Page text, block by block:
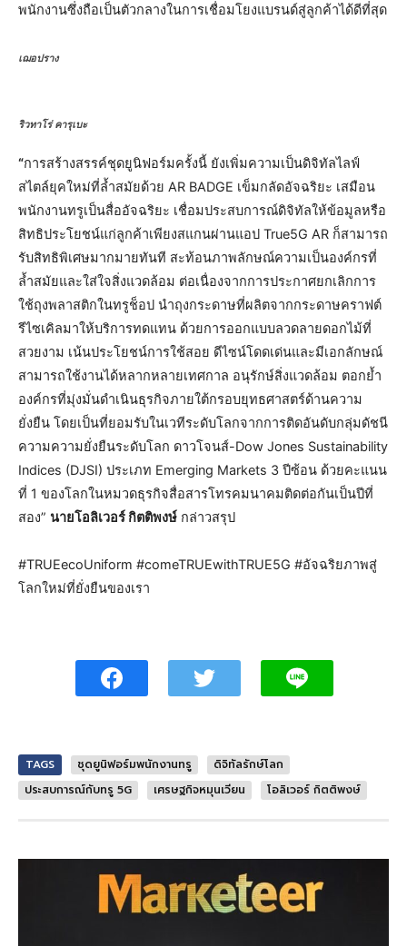
พนักงานซึ่งถือเป็นตัวกลางในการเชื่อมโยงแบรนด์สู่ลูกค้าได้ดีที่สุด
เฌอปราง
ริวทาโร่ คารุเบะ
“การสร้างสรรค์ชุดยูนิฟอร์มครั้งนี้ ยังเพิ่มความเป็นดิจิทัลไลฟ์
สไตล์ยุคใหม่ที่ล้ำสมัยด้วย AR BADGE เข็มกลัดอัจฉริยะ เสมือน
พนักงานทรูเป็นสื่ออัจฉริยะ เชื่อมประสบการณ์ดิจิทัลให้ข้อมูลหรือ
สิทธิประโยชน์แก่ลูกค้าเพียงสแกนผ่านแอป True5G AR ก็สามารถ
รับสิทธิพิเศษมากมายทันที สะท้อนภาพลักษณ์ความเป็นองค์กรที่
ล้ำสมัยและใส่ใจสิ่งแวดล้อม ต่อเนื่องจากการประกาศยกเลิกการ
ใช้ถุงพลาสติกในทรูช็อป นำถุงกระดาษที่ผลิตจากกระดาษคราฟต์
รีไซเคิลมาให้บริการทดแทน ด้วยการออกแบบลวดลายดอกไม้ที่
สวยงาม เน้นประโยชน์การใช้สอย ดีไซน์โดดเด่นและมีเอกลักษณ์
สามารถใช้งานได้หลากหลายเทศกาล อนุรักษ์สิ่งแวดล้อม ตอกย้ำ
องค์กรที่มุ่งมั่นดำเนินธุรกิจภายใต้กรอบยุทธศาสตร์ด้านความ
ยั่งยืน โดยเป็นที่ยอมรับในเวทีระดับโลกจากการติดอันดับกลุ่มดัชนี
ความความยั่งยืนระดับโลก ดาวโจนส์-Dow Jones Sustainability
Indices (DJSI) ประเภท Emerging Markets 3 ปีซ้อน ด้วยคะแนน
ที่ 1 ของโลกในหมวดธุรกิจสื่อสารโทรคมนาคมติดต่อกันเป็นปีที่
สอง” นายโอลิเวอร์ กิตติพงษ์ กล่าวสรุป
#TRUEecoUniform #comeTRUEwithTRUE5G #อัจฉริยภาพสู่
โลกใหม่ที่ยั่งยืนของเรา
TAGS ชุดยูนิฟอร์มพนักงานทรู
ดิจิทัลรักษ์โลก
ประสบการณ์กับทรู 5G
เศรษฐกิจหมุนเวียน โอลิเวอร์ กิตติพงษ์